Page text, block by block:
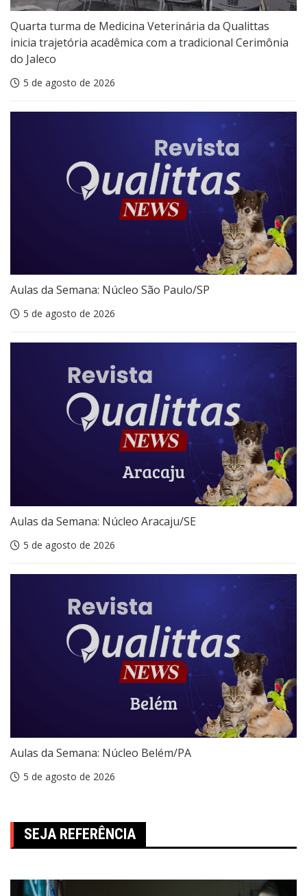
Quarta turma de Medicina Veterinária da Qualittas
inicia trajetória acadêmica com a tradicional Cerimônia
do Jaleco
5 de agosto de 2026
Aulas da Semana: Núcleo São Paulo/SP
5 de agosto de 2026
Aulas da Semana: Núcleo Aracaju/SE
5 de agosto de 2026
Aulas da Semana: Núcleo Belém/PA
5 de agosto de 2026
SEJA REFERÊNCIA